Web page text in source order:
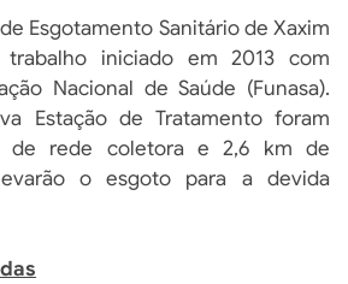
Esgotamento Sanitário de Xaxim
iniciado em 2013 com
Nacional de Saúde (Funasa).
Estação de Tratamento foram
de rede coletora e 2,6 km de
o esgoto para a devida